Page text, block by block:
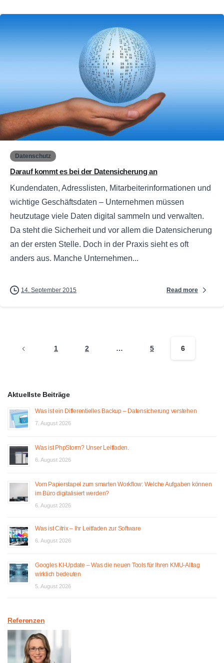
Datenschutz
Darauf kommt es bei der Datensicherung an
Kundendaten, Adresslisten, Mitarbeiterinformationen und
wichtige Geschäftsdaten – Unternehmen müssen
heutzutage viele Daten digital sammeln und verwalten.
Da steht die Sicherheit und vor allem die Datensicherung
an der ersten Stelle. Doch in der Praxis sieht es oft
anders aus. Manche Unternehmen...
14. September 2015 Read more
1 2 … 5 6
Aktuellste Beiträge
Was ist ein Differentielles Backup – Datensicherung verstehen
7. August 2026
Was ist PhpStorm? Unser Leitfaden.
6. August 2026
Vom Papierstapel zum smarten Workflow: Welche Aufgaben können
im Büro digitalisiert werden?
6. August 2026
Was ist Citrix – Ihr Leitfaden zur Software
6. August 2026
Googles KI-Update – Was die neuen Tools für Ihren KMU-Alltag
wirklich bedeuten
5. August 2026
Referenzen